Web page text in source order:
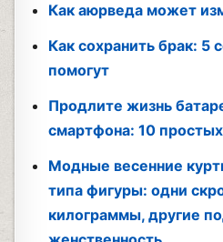
Как аюрведа может
Как сохранить брак: 5
помогут
Продлите жизнь
смартфона: 10
Модные весенние
типа фигуры: одни
килограммы, другие